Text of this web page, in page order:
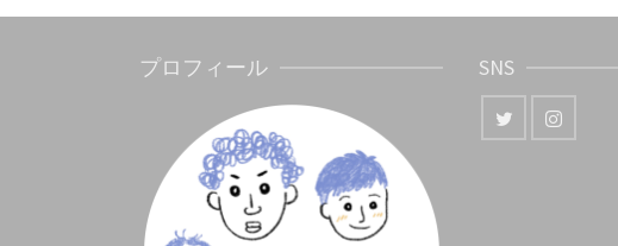
プロフィール SNS